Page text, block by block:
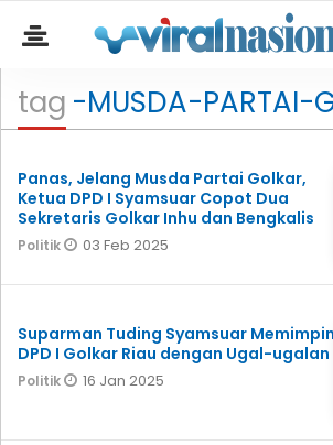
tag -MUSDA-PARTAI-
Panas, Jelang Musda Partai Golkar,
Ketua DPD I Syamsuar Copot Dua
Sekretaris Golkar Inhu dan Bengkalis
Politik 03 Feb 2025
Suparman Tuding Syamsuar Memimpin
DPD I Golkar Riau dengan Ugal-ugalan
Politik 16 Jan 2025